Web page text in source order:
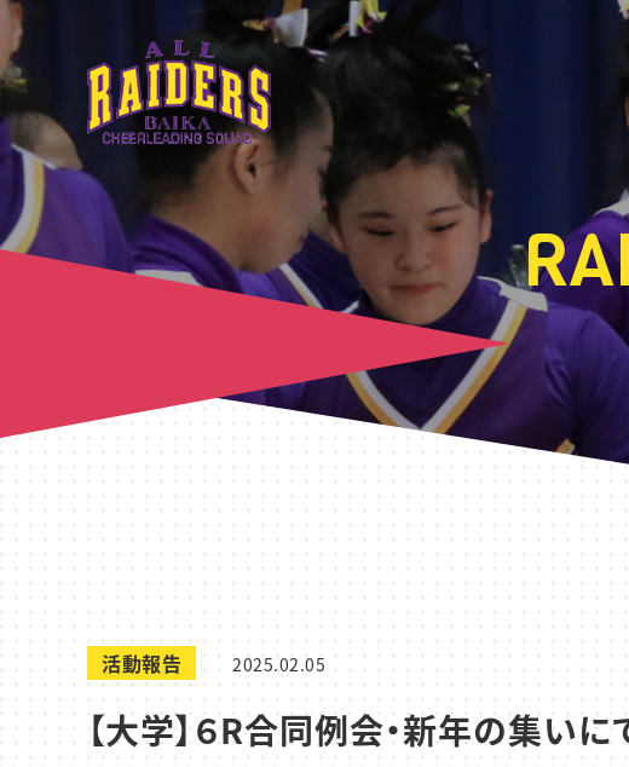
活動報告 2025.02.05
【大学】６R合同例会・新年の集い